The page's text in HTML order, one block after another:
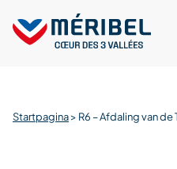
content
Startpagina> R6 – Afdaling van